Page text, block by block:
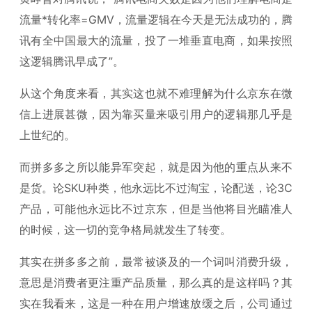
流量*转化率=GMV，流量逻辑在今天是无法成功的，腾
讯有全中国最大的流量，投了一堆垂直电商，如果按照
这逻辑腾讯早成了”。
从这个角度来看，其实这也就不难理解为什么京东在微
信上进展甚微，因为靠买量来吸引用户的逻辑那几乎是
上世纪的。
而拼多多之所以能异军突起，就是因为他的重点从来不
是货。论SKU种类，他永远比不过淘宝，论配送，论3C
产品，可能他永远比不过京东，但是当他将目光瞄准人
的时候，这一切的竞争格局就发生了转变。
其实在拼多多之前，最常被谈及的一个词叫消费升级，
意思是消费者更注重产品质量，那么真的是这样吗？其
实在我看来，这是一种在用户增速放缓之后，公司通过